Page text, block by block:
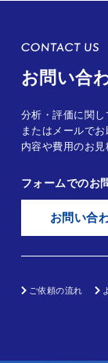
お問い合
分析・評価に関
またはメールでお
内容や費用のお見
フォームでのお
お問い合
ご依頼の流れ